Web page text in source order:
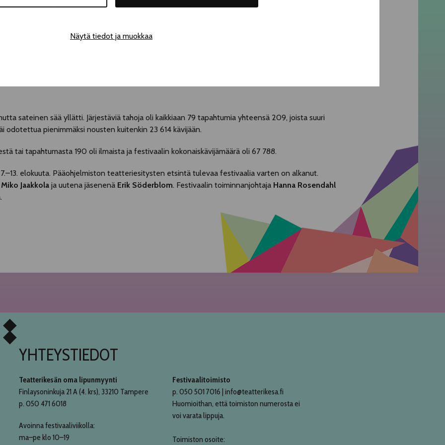
Näytä tiedot ja muokkaa
myös Tampereen Sokoksen näyteikkunassa esiintyneet elävät mallinuket, Tanssiteatteri
kuin koskaan ja katsojamäärä nousi 25 587:ään. Teatterikesän kanssa synenergian jakoi jo toisen
värittivät kaupunkikuvaa.
sateinen sää yllätti. Järjestäviä tahoja oli kaikkiaan 79 tapahtumia yhteensä 209, joista suuri
odotettua pienimmäksi nousten kuitenkin 23 614 kävijään.
tai tapahtumasta 190 oli ilmaista ja festivaalin kokonaiskävijämäärä oli 67 788.
elokuuta. Pääohjelmiston teatteriesitysten etsintä tulevaa festivaalia varten on alkanut.
Miko Jaakkolaja uutena jäsenenä Erik Söderblom. Festivaalin toiminnanjohtaja Hanna Rosendahl
YHTEYSTIEDOT
Teatterikesän oma lipunmyynti
Finlaysoninkuja 21 A (4. krs), 33210 Tampere
p. 050 471 6018
Avoinna festivaaliviikolla:
ma–pe klo 10–19
Festivaalitoimisto
p. 050 501 7016 | info@teatterikesa.fi
Huomioithan, että toimiston numerosta ei
voi varata lippuja.
Toimiston osoite: